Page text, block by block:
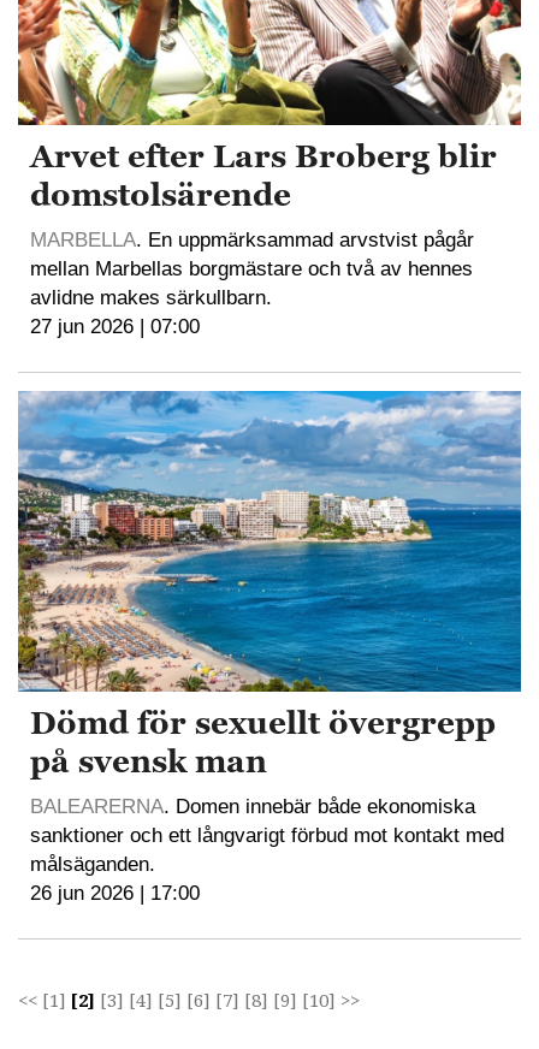
Arvet efter Lars Broberg blir
domstolsärende
MARBELLA. En uppmärksammad arvstvist pågår
mellan Marbellas borgmästare och två av hennes
avlidne makes särkullbarn.
27 jun 2026 | 07:00
Dömd för sexuellt övergrepp
på svensk man
BALEARERNA. Domen innebär både ekonomiska
sanktioner och ett långvarigt förbud mot kontakt med
målsäganden.
26 jun 2026 | 17:00
<< [1] [2] [3] [4] [5] [6] [7] [8] [9] [10] >>